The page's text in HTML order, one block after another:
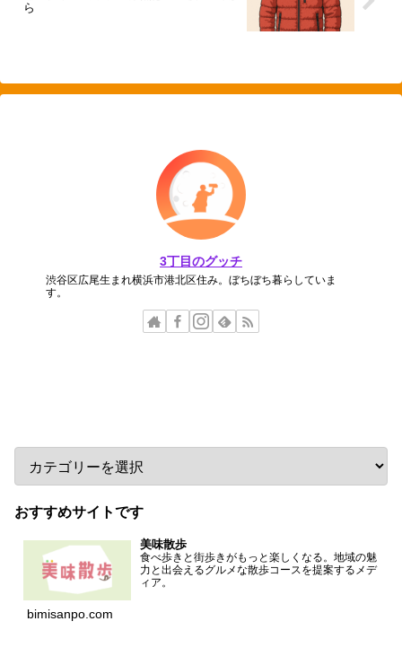
ら
3丁目のグッチ
渋谷区広尾生まれ横浜市港北区住み。ぼちぼち暮らしていま
す。
おすすめサイトです
美味散歩
食べ歩きと街歩きがもっと楽しくなる。地域の魅
力と出会えるグルメな散歩コースを提案するメデ
ィア。
bimisanpo.com